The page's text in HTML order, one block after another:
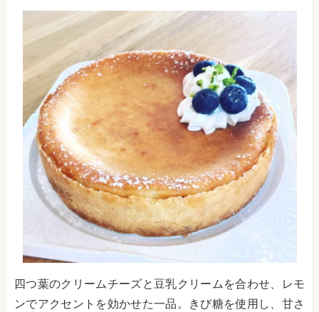
四つ葉のクリームチーズと豆乳クリームを合わせ、レモ
ンでアクセントを効かせた一品。きび糖を使用し、甘さ